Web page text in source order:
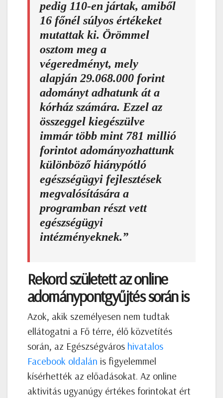
pedig 110-en jártak, amiből
16 főnél súlyos értékeket
mutattak ki. Örömmel
osztom meg a
végeredményt, mely
alapján 29.068.000 forint
adományt adhatunk át a
kórház számára. Ezzel az
összeggel kiegészülve
immár több mint 781 millió
forintot adományozhattunk
különböző hiánypótló
egészségügyi fejlesztések
megvalósítására a
programban részt vett
egészségügyi
intézményeknek.”
Rekord született az online
adománypontgyűjtés során is
Azok, akik személyesen nem tudtak
ellátogatni a Fő térre, élő közvetítés
során, az Egészségváros hivatalos
Facebook oldalán is figyelemmel
kísérhették az előadásokat. Az online
aktivitás ugyanúgy értékes forintokat ért